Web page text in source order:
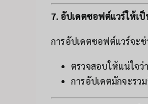
7. อัปเดตซอฟต์แวร์ให้เ
การอัปเดตซอฟต์แวร์จะ
ตรวจสอบให้แน่ใจ
การอัปเดตมักจะรว